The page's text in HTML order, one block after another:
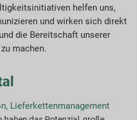
helfen uns,
und wirken sich direkt
die Bereitschaft unserer
machen.
Lieferkettenmanagement